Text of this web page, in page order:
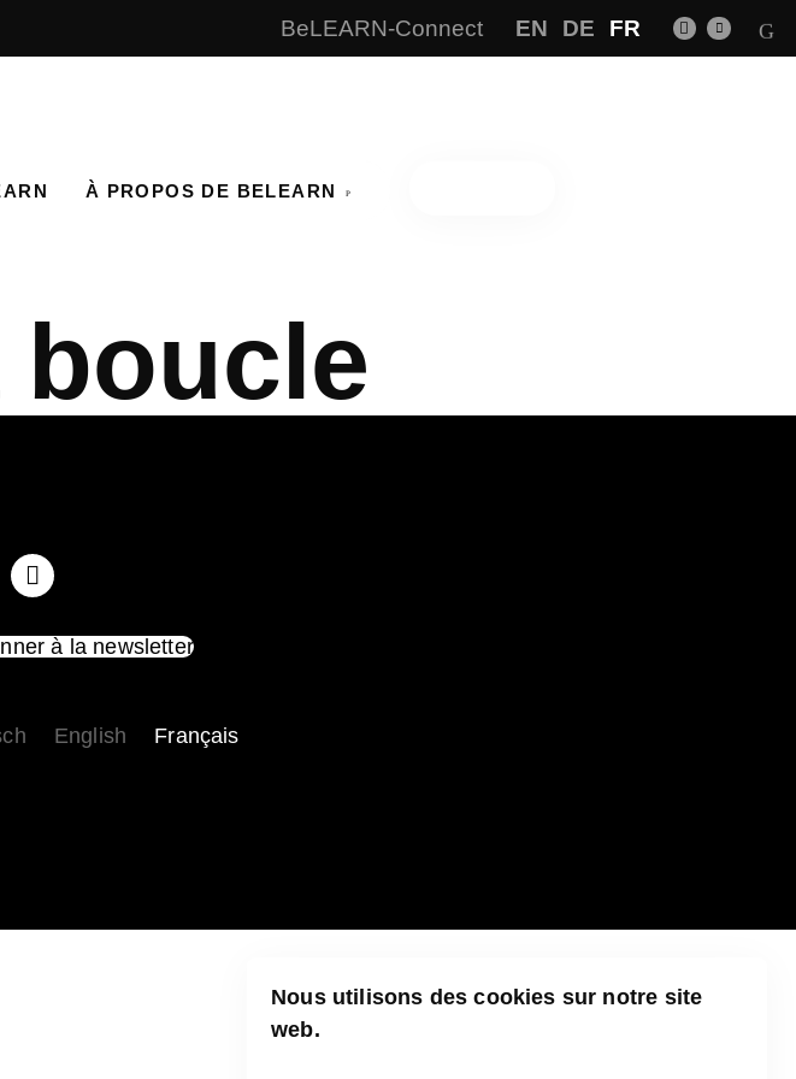
BeLEARN-Connect EN DE FR
À PROPOS DE BELEARN
boucle
à la newsletter
English Français
Nous utilisons des cookies sur notre site
web.